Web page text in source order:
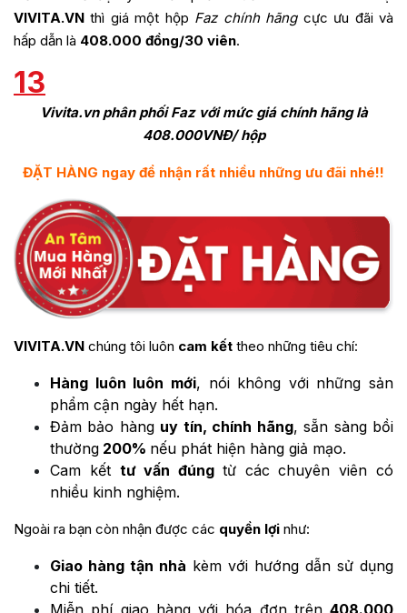
VIVITA.VN thì giá một hộp Faz chính hãngcực ưu đãi và
hấp dẫn là 408.000 đồng/30 viên.
13
Vivita.vn phân phối Faz với mức giá chính hãng là
408.000VNĐ/ hộp
ĐẶT HÀNG ngay để nhận rất nhiều những ưu đãi nhé!!
VIVITA.VN chúng tôi luôn cam kết theo những tiêu chí:
Hàng luôn luôn mới, nói không với những sản
phẩm cận ngày hết hạn.
Đảm bảo hàng uy tín, chính hãng, sẵn sàng bồi
thường 200% nếu phát hiện hàng giả mạo.
Cam kết tư vấn đúng từ các chuyên viên có
nhiều kinh nghiệm.
Ngoài ra bạn còn nhận được các quyền lợi như:
Giao hàng tận nhà kèm với hướng dẫn sử dụng
chi tiết.